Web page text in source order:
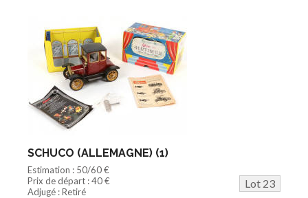
SCHUCO (ALLEMAGNE) (1)
Estimation : 50/60 €
Prix de départ : 40 €
Lot 23
Adjugé : Retiré